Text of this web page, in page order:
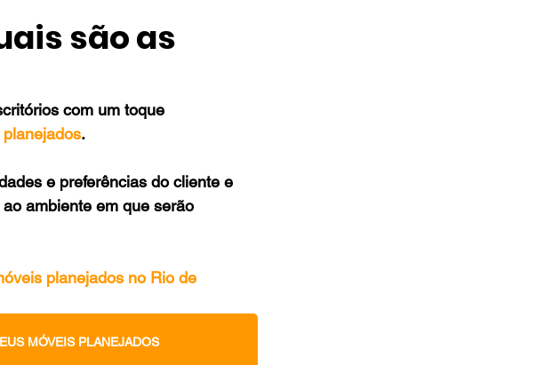
são as
com um toque
.
e preferências do cliente e
ambiente em que serão
planejados no Rio de
MÓVEIS PLANEJADOS